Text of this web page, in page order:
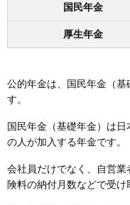
国民年金
厚生年金
公的年金は、国民年金（基
す。
国民年金（基礎年金）は
の人が加入する年金です。
会社員だけでなく、自営
険料の納付月数などで受け